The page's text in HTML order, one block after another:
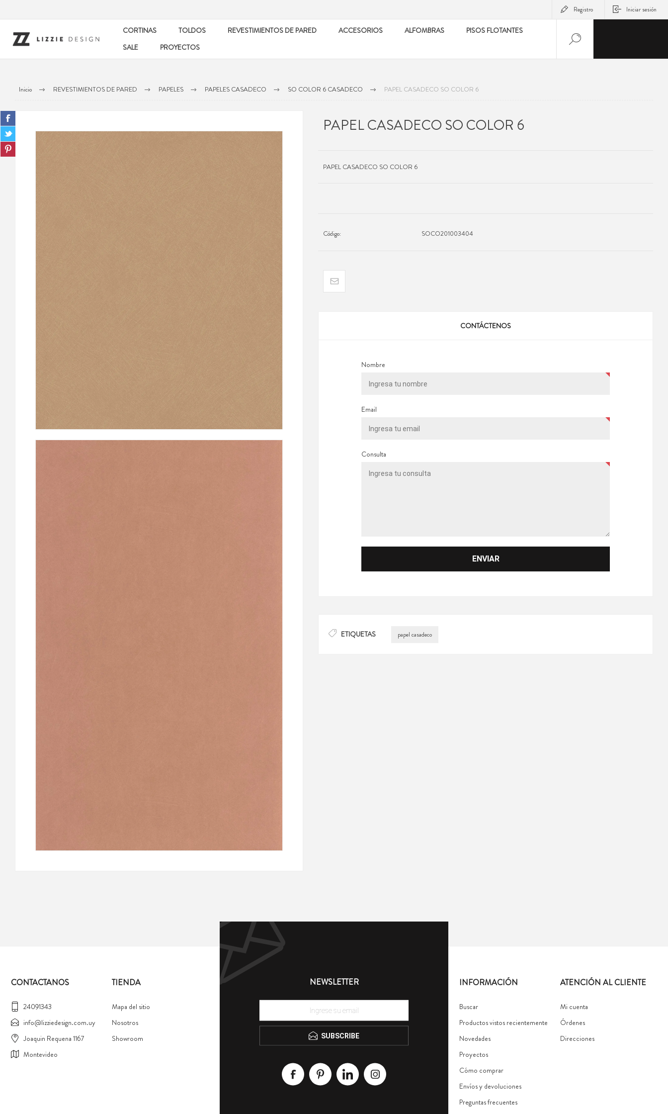
Registro Iniciar sesión
CORTINAS TOLDOS REVESTIMIENTOS DE PARED ACCESORIOS ALFOMBRAS
PISOS FLOTANTES
SALE
PROYECTOS
Inicio REVESTIMIENTOS DE PARED PAPELES PAPELES CASADECO SO COLOR 6 CASADECO PAPEL CASADECO SO COLOR 6
PAPEL CASADECO SO COLOR 6
PAPEL CASADECO SO COLOR 6
Código: SOCO201003404
CONTÁCTENOS
Nombre
Email
Consulta
ETIQUETAS papel casadeco
NEWSLETTER
SUBSCRIBE
CONTACTANOS
24091343
info@lizziedesign.com.uy
Joaquin Requena 1167
Montevideo
TIENDA
Mapa del sitio
Nosotros
Showroom
INFORMACIÓN
Buscar
Productos vistos recientemente
Novedades
Proyectos
Cómo comprar
Envíos y devoluciones
Preguntas frecuentes
ATENCIÓN AL CLIENTE
Mi cuenta
Órdenes
Direcciones